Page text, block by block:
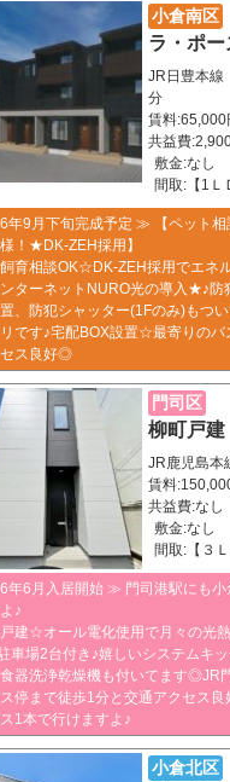
小倉南区
ラ・ポ
JR日豊本
分
賃料:65,000
共益費
敷金:なし
間取:【1Ｌ
年9月下旬完成予定 ≫ 【ペット相
！★DK-ZEH採用】
育相談OK☆DK-ZEH採用でエネ
ターネットNURO光の導入★♪防
、防犯シャッター(1Fのみ)もつ
です♪宅配BOX設置☆最寄りのバ
ス良好◎
門司区
柳町戸建
JR鹿児島
賃料
共益費:なし
敷金:なし
間取:【３Ｌ
年6月入居開始 ≫ 門司港駅にも小
♪
建☆オール電化使用で月々の光
車場2台付き♪嬉しいシステムキ
器洗浄乾燥機も付いてます◎JR
停まで徒歩1分と交通アクセス
1本で行けますよ♪
小倉北区